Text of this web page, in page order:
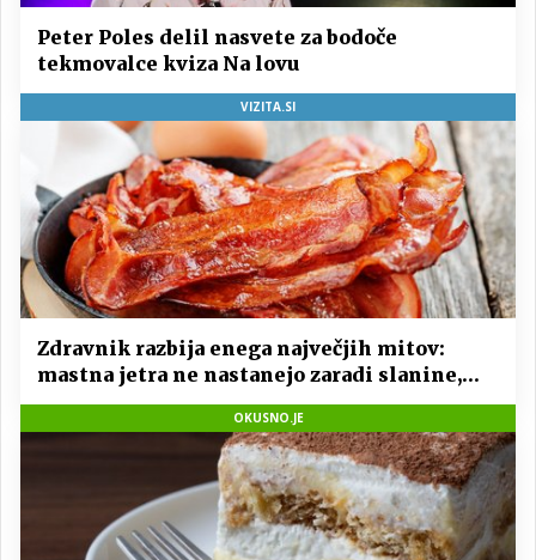
Peter Poles delil nasvete za bodoče
tekmovalce kviza Na lovu
VIZITA.SI
Zdravnik razbija enega največjih mitov:
mastna jetra ne nastanejo zaradi slanine,
temveč zaradi živila, ki ga imamo vsi radi
OKUSNO.JE